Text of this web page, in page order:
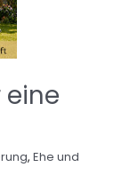
eine
, Ehe und